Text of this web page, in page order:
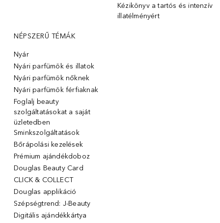
Kézikönyv a tartós és intenzív
illatélményért
NÉPSZERŰ TÉMÁK
Nyár
Nyári parfümök és illatok
Nyári parfümök nőknek
Nyári parfümök férfiaknak
Foglalj beauty
szolgáltatásokat a saját
üzletedben
Sminkszolgáltatások
Bőrápolási kezelések
Prémium ajándékdoboz
Douglas Beauty Card
CLICK & COLLECT
Douglas applikáció
Szépségtrend: J-Beauty
Digitális ajándékkártya